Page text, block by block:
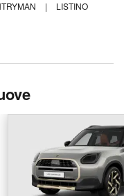
|
LISTINO